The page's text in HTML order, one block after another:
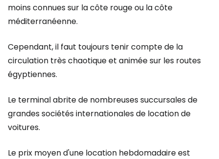
moins connues sur la côte rouge ou la côte
méditerranéenne.
Cependant, il faut toujours tenir compte de la
circulation très chaotique et animée sur les routes
égyptiennes.
Le terminal abrite de nombreuses succursales de
grandes sociétés internationales de location de
voitures.
Le prix moyen d'une location hebdomadaire est